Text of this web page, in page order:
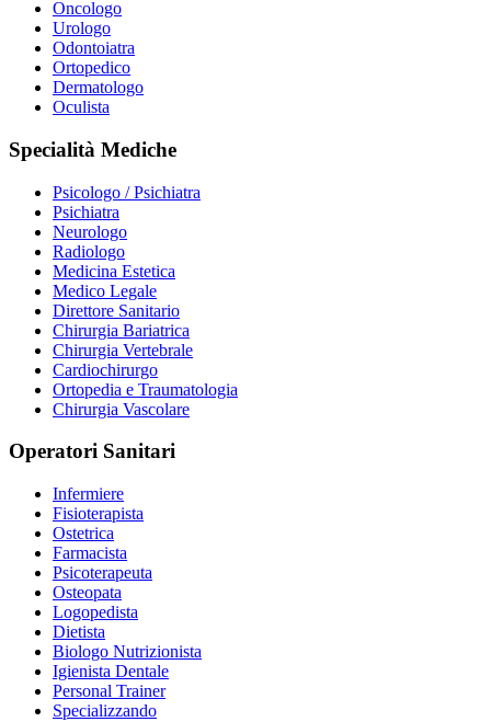
Oncologo
Urologo
Odontoiatra
Ortopedico
Dermatologo
Oculista
Specialità Mediche
Psicologo / Psichiatra
Psichiatra
Neurologo
Radiologo
Medicina Estetica
Medico Legale
Direttore Sanitario
Chirurgia Bariatrica
Chirurgia Vertebrale
Cardiochirurgo
Ortopedia e Traumatologia
Chirurgia Vascolare
Operatori Sanitari
Infermiere
Fisioterapista
Ostetrica
Farmacista
Psicoterapeuta
Osteopata
Logopedista
Dietista
Biologo Nutrizionista
Igienista Dentale
Personal Trainer
Specializzando